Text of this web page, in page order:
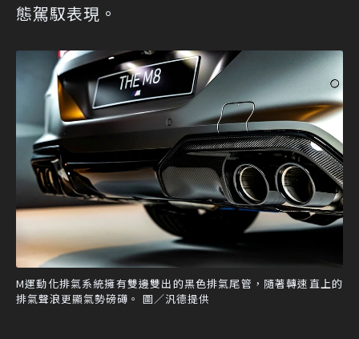
態駕馭表現。
M運動化排氣系統擁有雙邊雙出的黑色排氣尾管，隨著轉速直上的
排氣聲浪更顯氣勢磅礡。 圖／汎德提供